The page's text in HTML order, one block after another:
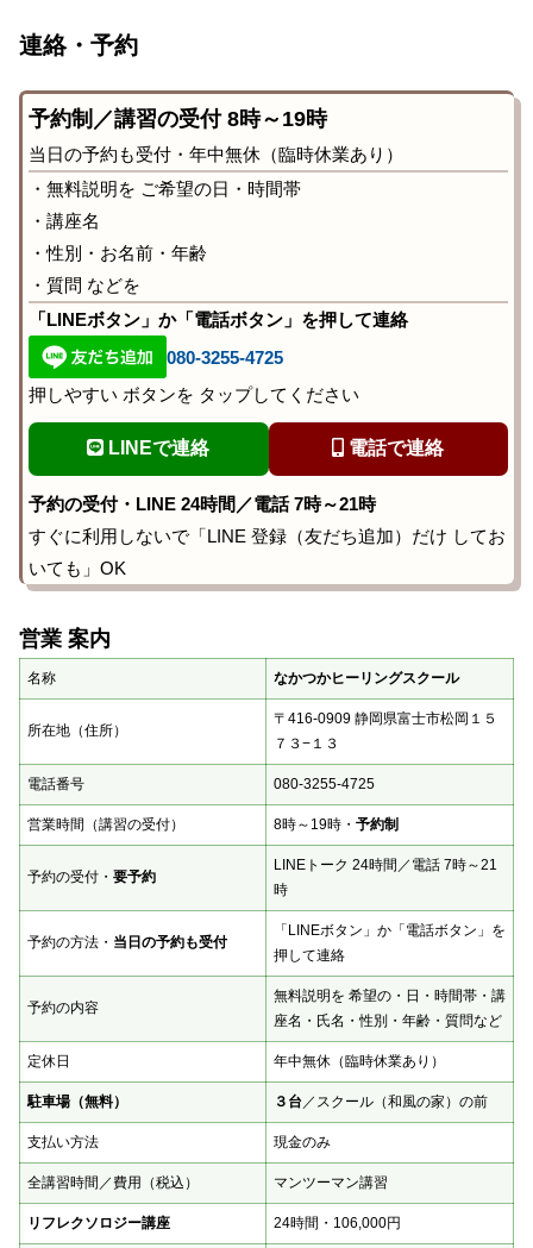
連絡・予約
予約制／講習の受付 8時～19時
当日の予約も受付・年中無休（臨時休業あり）
・無料説明を ご希望の日・時間帯
・講座名
・性別・お名前・年齢
・質問 などを
「LINEボタン」か「電話ボタン」を押して連絡
080-3255-4725
押しやすい ボタンを タップしてください
LINEで連絡 電話で連絡
予約の受付・LINE 24時間／電話 7時～21時
すぐに利用しないで「LINE 登録（友だち追加）だけ してお
いても」OK
営業 案内
名称 なかつかヒーリングスクール
所在地（住所）
〒416-0909 静岡県富士市松岡１５
７３−１３
電話番号 080-3255-4725
営業時間（講習の受付） 8時～19時・ 予約制
予約の受付・ 要予約
LINEトーク 24時間／電話 7時～21
時
予約の方法・ 当日の予約も受付
「LINEボタン」か「電話ボタン」を
押して連絡
予約の内容
無料説明を 希望の・日・時間帯・講
座名・氏名・性別・年齢・質問など
定休日 年中無休（臨時休業あり）
駐車場（無料） ３台／スクール（和風の家）の前
支払い方法 現金のみ
全講習時間／費用（税込） マンツーマン講習
リフレクソロジー講座 24時間・106,000円